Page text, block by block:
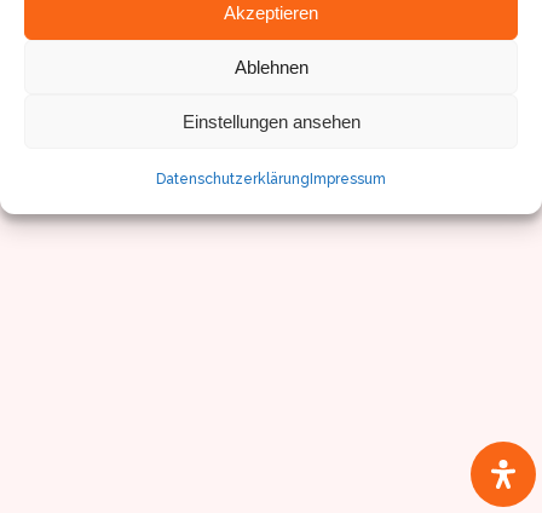
Akzeptieren
Ablehnen
Einstellungen ansehen
Datenschutzerklärung Impressum
© Sven Pfister, Geminus 3D